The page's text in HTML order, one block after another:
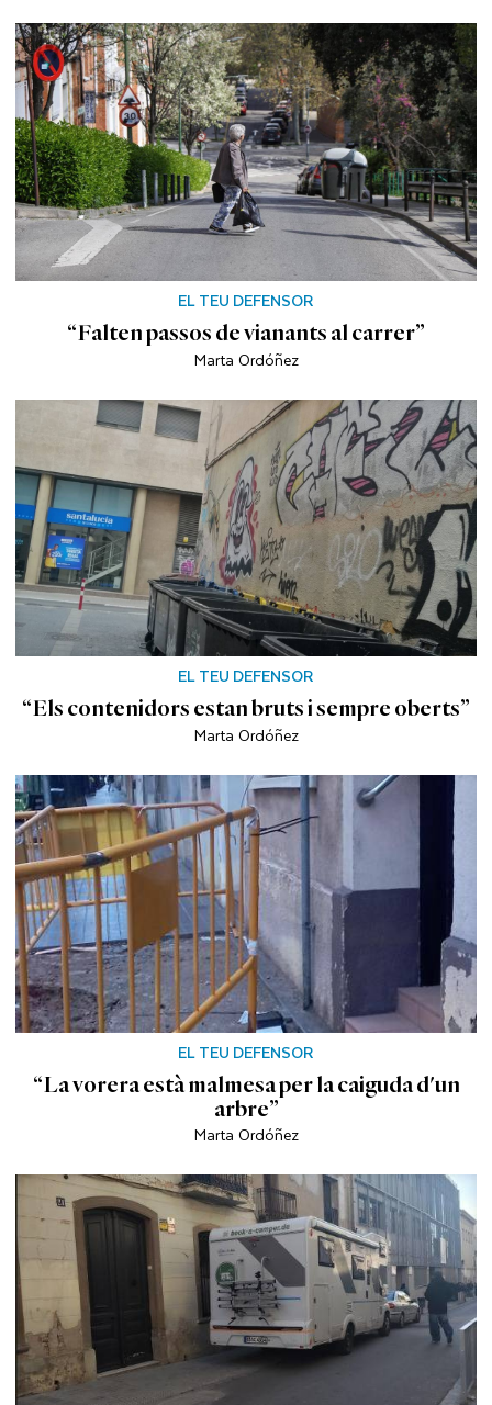
EL TEU DEFENSOR
“Falten passos de vianants al carrer”
Marta Ordóñez
EL TEU DEFENSOR
“Els contenidors estan bruts i sempre oberts”
Marta Ordóñez
EL TEU DEFENSOR
“La vorera està malmesa per la caiguda d'un
arbre”
Marta Ordóñez